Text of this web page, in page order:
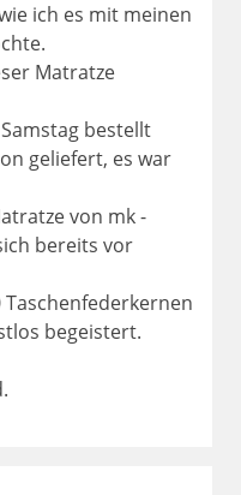
ich es mit meinen
Matratze
bestellt
geliefert, es war
von mk -
bereits vor
Taschenfederkernen
begeistert.